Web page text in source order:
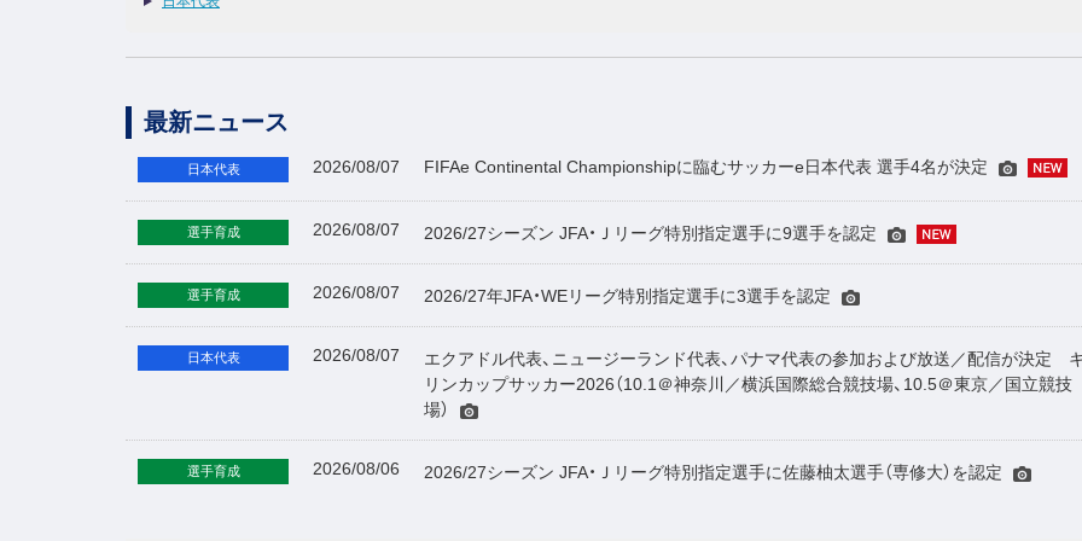
最新ニュース
日本代表 2026/08/07 FIFAe Continental Championshipに臨むサッカーe日本代表 選手4名が決定
選手育成 2026/08/07 2026/27シーズン JFA・Ｊリーグ特別指定選手に9選手を認定
選手育成 2026/08/07 2026/27年JFA・WEリーグ特別指定選手に3選手を認定
日本代表 2026/08/07
エクアドル代表、ニュージーランド代表、パナマ代表の参加および放送／配信が決定
リンカップサッカー2026（10.1＠神奈川／横浜国際総合競技場、10.5＠東京／国立競技
場）
選手育成 2026/08/06 2026/27シーズン JFA・Ｊリーグ特別指定選手に佐藤柚太選手（専修大）を認定